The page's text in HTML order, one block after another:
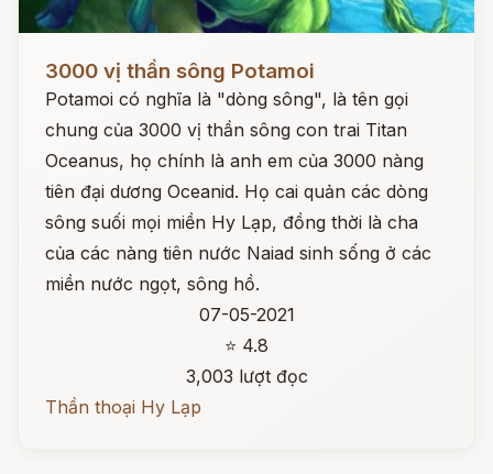
3000 vị thần sông Potamoi
Potamoi có nghĩa là "dòng sông", là tên gọi
chung của 3000 vị thần sông con trai Titan
Oceanus, họ chính là anh em của 3000 nàng
tiên đại dương Oceanid. Họ cai quản các dòng
sông suối mọi miền Hy Lạp, đồng thời là cha
của các nàng tiên nước Naiad sinh sống ở các
miền nước ngọt, sông hồ.
07-05-2021
⭐ 4.8
3,003 lượt đọc
Thần thoại Hy Lạp